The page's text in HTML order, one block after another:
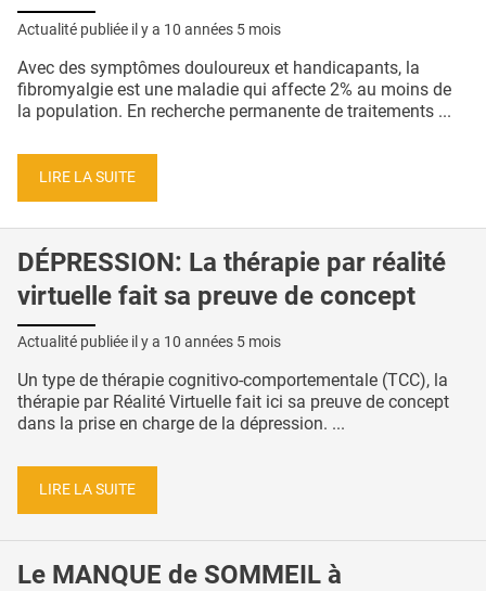
Actualité publiée il y a 10 années 5 mois
Avec des symptômes douloureux et handicapants, la
fibromyalgie est une maladie qui affecte 2% au moins de
la population. En recherche permanente de traitements ...
LIRE LA SUITE
DÉPRESSION: La thérapie par réalité
virtuelle fait sa preuve de concept
Actualité publiée il y a 10 années 5 mois
Un type de thérapie cognitivo-comportementale (TCC), la
thérapie par Réalité Virtuelle fait ici sa preuve de concept
dans la prise en charge de la dépression. ...
LIRE LA SUITE
Le MANQUE de SOMMEIL à